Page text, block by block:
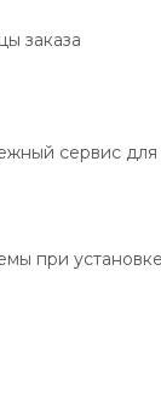
заказа
сервис
при